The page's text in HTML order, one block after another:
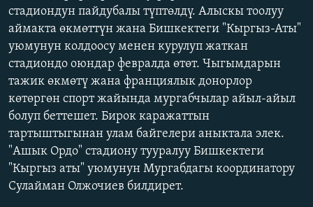
ЭЖЕ-СИҢДИЛЕР
ЫҢГАЙСЫЗ СУРООЛОР
ОНЛАЙН ШЕРИНЕ
ЭЕ/АРнун бардык сайттары
стадиондун пайдубалы түптөлдү. Алыскы тоолуу
аймакта өкмөттүн жана Бишкектеги "Кыргыз-Аты"
уюмунун колдоосу менен курулуп жаткан
стадиондо оюндар февралда өтөт. Чыгымдарын
тажик өкмөтү жана франциялык донорлор
көтөргөн спорт жайында мургабчылар айыл-айыл
болуп беттешет. Бирок каражаттын
тартыштыгынан улам байгелери аныктала элек.
"Ашык Ордо" стадиону тууралуу Бишкектеги
"Кыргыз аты" уюмунун Мургабдагы координатору
Сулайман Олжочиев билдирет.